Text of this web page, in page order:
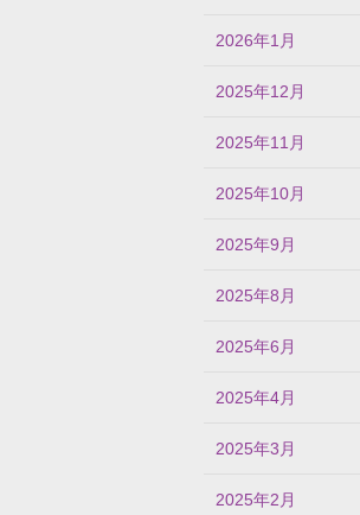
2026年1月
2025年12月
2025年11月
2025年10月
2025年9月
2025年8月
2025年6月
2025年4月
2025年3月
2025年2月